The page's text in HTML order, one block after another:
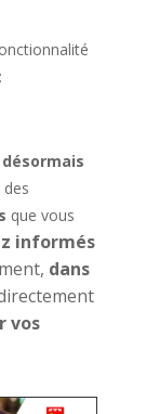
que vous
informés
dans
vos